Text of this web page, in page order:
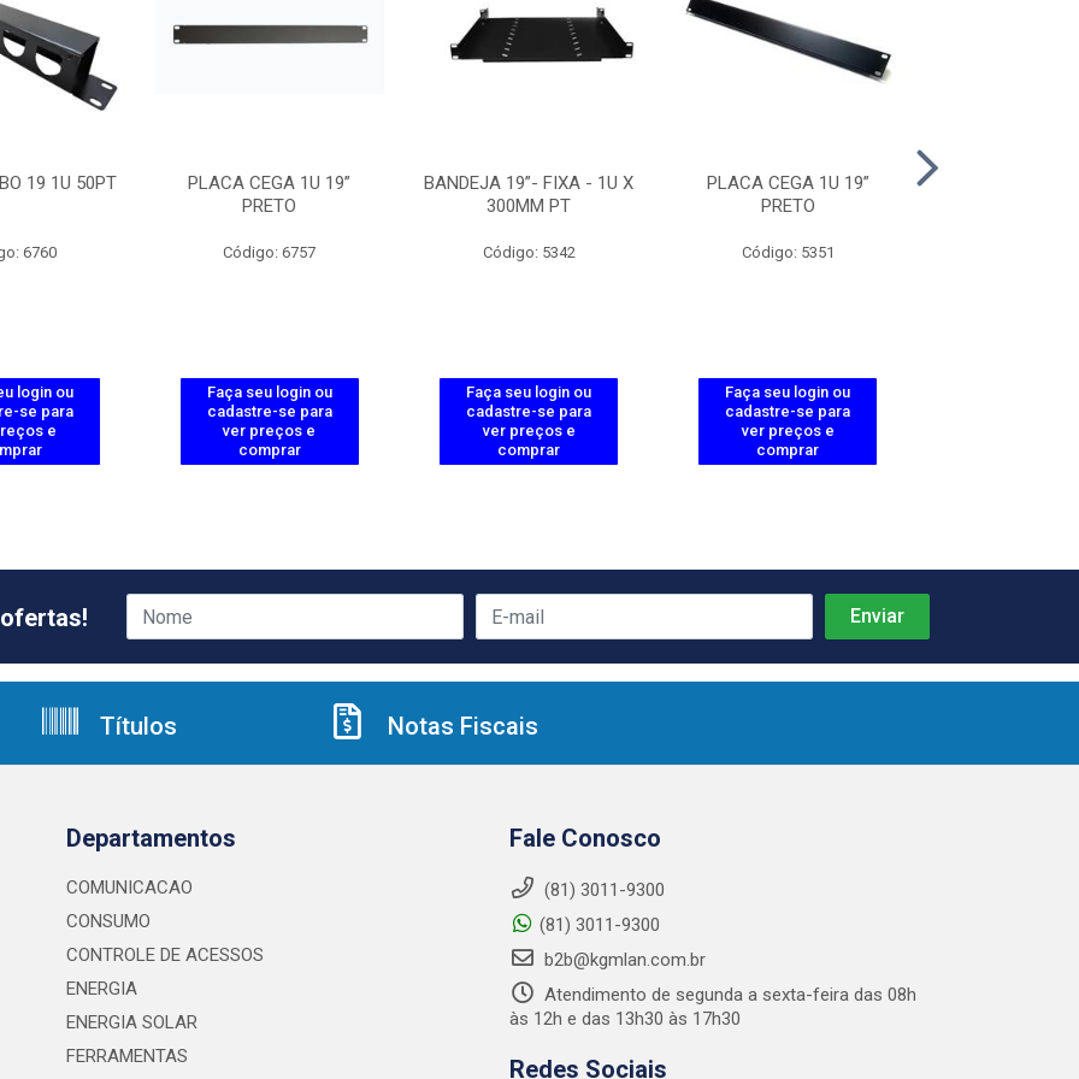
19 1U 50PT
6760
login ou
se para
e
PLACA CEGA 1U 19”
PRETO
Código: 6757
Faça seu login ou
cadastre-se para
ver preços e
comprar
BANDEJA 19”- FIXA - 1U X
300MM PT
Código: 5342
Faça seu login ou
cadastre-se para
ver preços e
comprar
PLACA CEGA 1U 19”
PRETO
Código: 5351
Faça seu login ou
cadastre-se para
ver preços e
comprar
Títulos Notas Fiscais
Departamentos
COMUNICACAO
CONSUMO
CONTROLE DE ACESSOS
ENERGIA
ENERGIA SOLAR
FERRAMENTAS
Fale Conosco
(81) 3011-9300
(81) 3011-9300
b2b@kgmlan.com.br
Atendimento de segunda a sexta-feira das 08h
às 12h e das 13h30 às 17h30
Redes Sociais